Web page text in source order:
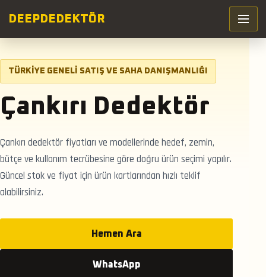
DEEP DEDEKTÖR
TÜRKIYE GENELI SATIŞ VE SAHA DANIŞMANLIĞI
Çankırı Dedektör
Çankırı dedektör fiyatları ve modellerinde hedef, zemin,
bütçe ve kullanım tecrübesine göre doğru ürün seçimi yapılır.
Güncel stok ve fiyat için ürün kartlarından hızlı teklif
alabilirsiniz.
Hemen Ara
WhatsApp